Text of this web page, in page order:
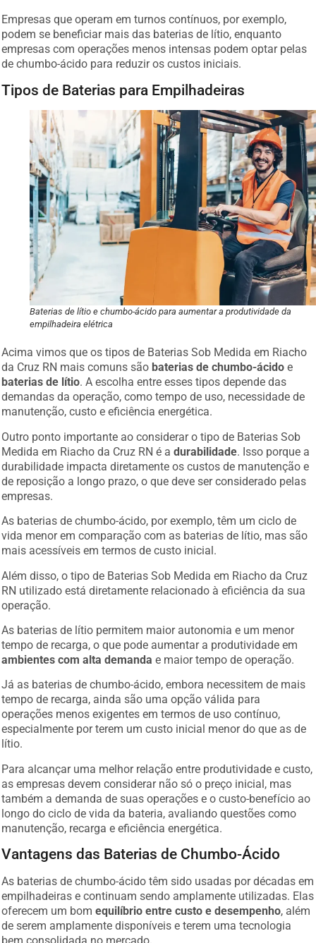
Empresas que operam em turnos contínuos, por exemplo,
podem se beneficiar mais das baterias de lítio, enquanto
empresas com operações menos intensas podem optar pelas
de chumbo-ácido para reduzir os custos iniciais.
Tipos de Baterias para Empilhadeiras
Baterias de lítio e chumbo-ácido para aumentar a produtividade da
empilhadeira elétrica
Acima vimos que os tipos de Baterias Sob Medida em Riacho
da Cruz RN mais comuns são baterias de chumbo-ácido e
baterias de lítio
. A escolha entre esses tipos depende das
demandas da operação, como tempo de uso, necessidade de
manutenção, custo e eficiência energética.
Outro ponto importante ao considerar o tipo de Baterias Sob
Medida em Riacho da Cruz RN é a
durabilidade
. Isso porque a
durabilidade impacta diretamente os custos de manutenção e
de reposição a longo prazo, o que deve ser considerado pelas
empresas.
As baterias de chumbo-ácido, por exemplo, têm um ciclo de
vida menor em comparação com as baterias de lítio, mas são
mais acessíveis em termos de custo inicial.
Além disso, o tipo de Baterias Sob Medida em Riacho da Cruz
RN utilizado está diretamente relacionado à eficiência da sua
operação.
As baterias de lítio permitem maior autonomia e um menor
tempo de recarga, o que pode aumentar a produtividade em
ambientes com alta demanda e maior tempo de operação.
Já as baterias de chumbo-ácido, embora necessitem de mais
tempo de recarga, ainda são uma opção válida para
operações menos exigentes em termos de uso contínuo,
especialmente por terem um custo inicial menor do que as de
lítio.
Para alcançar uma melhor relação entre produtividade e custo,
as empresas devem considerar não só o preço inicial, mas
também a demanda de suas operações e o custo-benefício ao
longo do ciclo de vida da bateria, avaliando questões como
manutenção, recarga e eficiência energética.
Vantagens das Baterias de Chumbo-Ácido
As baterias de chumbo-ácido têm sido usadas por décadas em
empilhadeiras e continuam sendo amplamente utilizadas. Elas
oferecem um bom equilíbrio entre custo e desempenho , além
de serem amplamente disponíveis e terem uma tecnologia
bem consolidada no mercado.